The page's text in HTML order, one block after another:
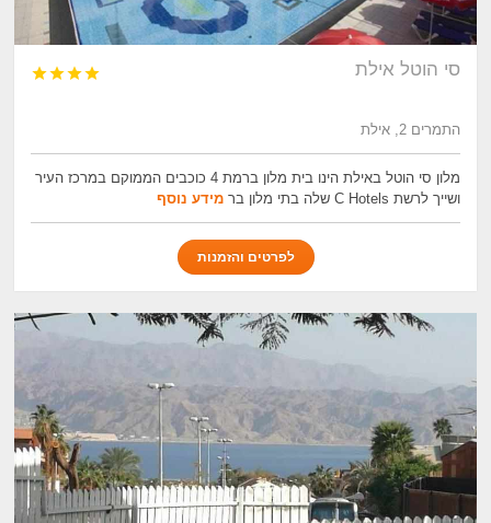
סי הוטל אילת 



התמרים 2, אילת
מלון סי הוטל באילת הינו בית מלון ברמת 4 כוכבים הממוקם במרכז העיר
ושייך לרשת C Hotels שלה בתי מלון בר
מידע נוסף
לפרטים והזמנות